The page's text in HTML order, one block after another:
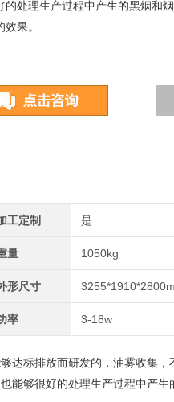
的处理生产过程中产生的黑烟和
果。
工定制 是
量 1050kg
形尺寸
率 3-18w
达标排放而研发的，油雾收集，
能够很好的处理生产过程中产